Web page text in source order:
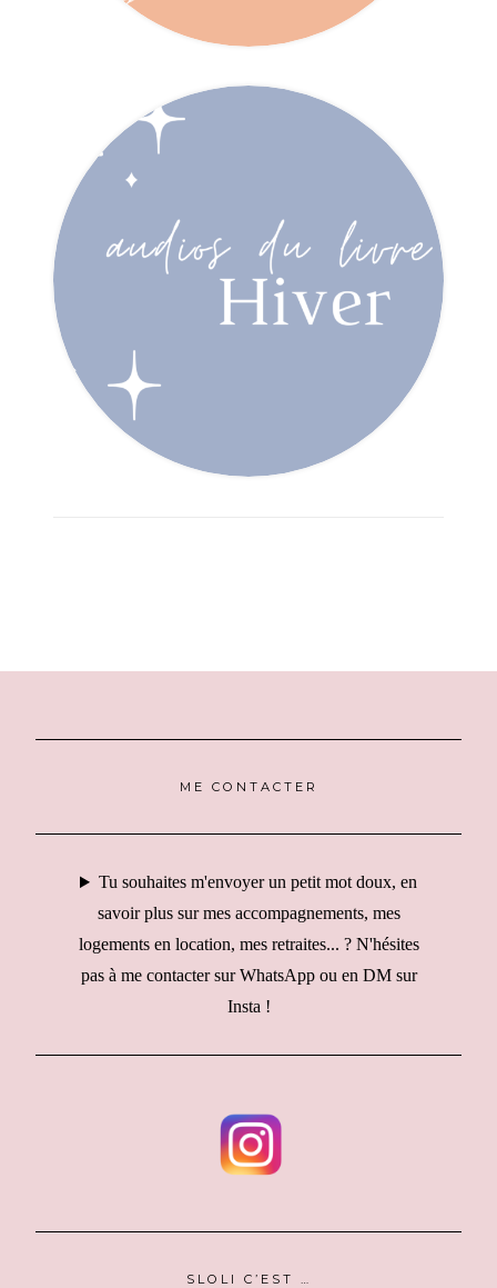
ME CONTACTER
Tu souhaites m'envoyer un petit mot doux, en
savoir plus sur mes accompagnements, mes
logements en location, mes retraites... ? N'hésites
pas à me contacter sur WhatsApp ou en DM sur
Insta !
SLOLI C’EST …